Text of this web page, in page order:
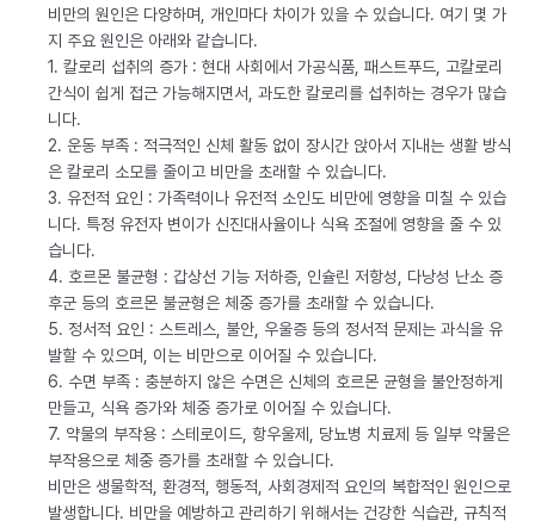
비만의 원인은 다양하며, 개인마다 차이가 있을 수 있습니다. 여기 몇 가
지 주요 원인은 아래와 같습니다.
1. 칼로리 섭취의 증가 : 현대 사회에서 가공식품, 패스트푸드, 고칼로리
간식이 쉽게 접근 가능해지면서, 과도한 칼로리를 섭취하는 경우가 많습
니다.
2. 운동 부족 : 적극적인 신체 활동 없이 장시간 앉아서 지내는 생활 방식
은 칼로리 소모를 줄이고 비만을 초래할 수 있습니다.
3. 유전적 요인 : 가족력이나 유전적 소인도 비만에 영향을 미칠 수 있습
니다. 특정 유전자 변이가 신진대사율이나 식욕 조절에 영향을 줄 수 있
습니다.
4. 호르몬 불균형 : 갑상선 기능 저하증, 인슐린 저항성, 다낭성 난소 증
후군 등의 호르몬 불균형은 체중 증가를 초래할 수 있습니다.
5. 정서적 요인 : 스트레스, 불안, 우울증 등의 정서적 문제는 과식을 유
발할 수 있으며, 이는 비만으로 이어질 수 있습니다.
6. 수면 부족 : 충분하지 않은 수면은 신체의 호르몬 균형을 불안정하게
만들고, 식욕 증가와 체중 증가로 이어질 수 있습니다.
7. 약물의 부작용 : 스테로이드, 항우울제, 당뇨병 치료제 등 일부 약물은
부작용으로 체중 증가를 초래할 수 있습니다.
비만은 생물학적, 환경적, 행동적, 사회경제적 요인의 복합적인 원인으로
발생합니다. 비만을 예방하고 관리하기 위해서는 건강한 식습관, 규칙적